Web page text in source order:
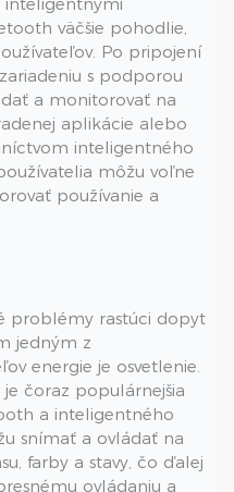
väčšie pohodlie,
Po pripojení
s podporou
a monitorovať na
aplikácie alebo
inteligentného
môžu voľne
používanie a
problémy rastúci dopyt
jedným z
energie je osvetlenie.
čoraz populárnejšia
a inteligentného
snímať a ovládať na
farby a stavy, čo ďalej
ovládaniu a